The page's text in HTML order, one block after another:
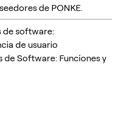
de PONKE.
de software:
de usuario
Software: Funciones y